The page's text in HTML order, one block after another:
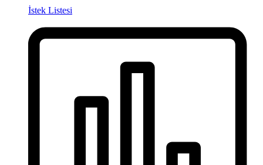
İstek Listesi